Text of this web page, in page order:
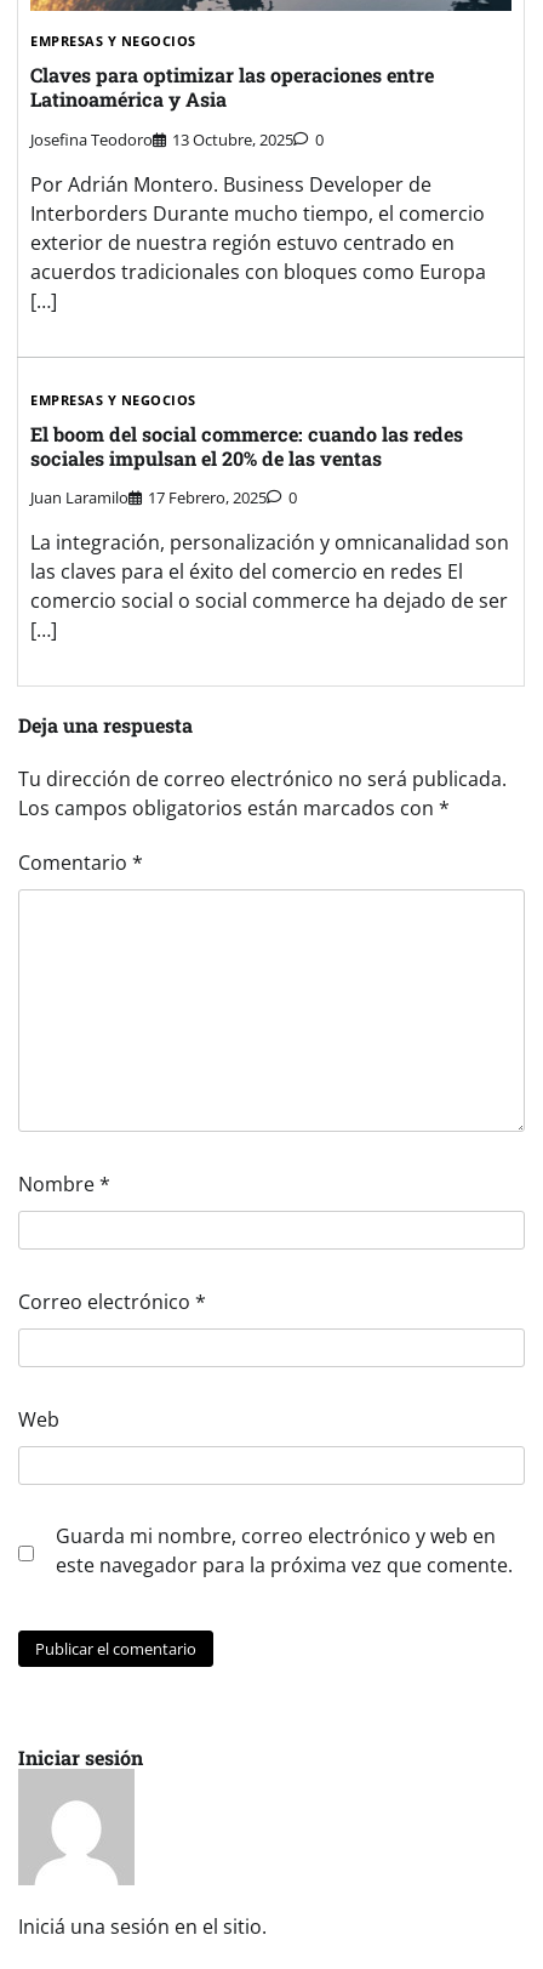
EMPRESAS Y NEGOCIOS
Claves para optimizar las operaciones entre
Latinoamérica y Asia
Josefina Teodoro 13 Octubre, 2025 0
Por Adrián Montero. Business Developer de
Interborders Durante mucho tiempo, el comercio
exterior de nuestra región estuvo centrado en
acuerdos tradicionales con bloques como Europa
[…]
EMPRESAS Y NEGOCIOS
El boom del social commerce: cuando las redes
sociales impulsan el 20% de las ventas
Juan Laramilo 17 Febrero, 2025 0
La integración, personalización y omnicanalidad son
las claves para el éxito del comercio en redes El
comercio social o social commerce ha dejado de ser
[…]
Deja una respuesta
Tu dirección de correo electrónico no será publicada.
Los campos obligatorios están marcados con *
Comentario *
Nombre*
Correo electrónico *
Web
Guarda mi nombre, correo electrónico y web en
este navegador para la próxima vez que comente.
Iniciar sesión
Iniciá una sesión en el sitio.